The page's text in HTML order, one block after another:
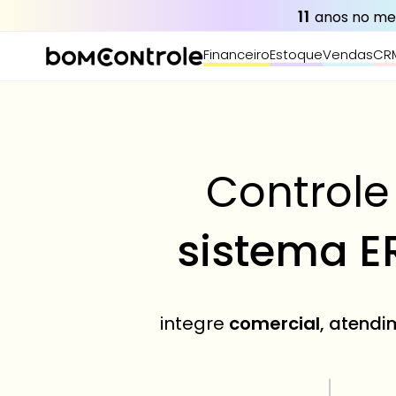
11 anos no
FinanceiroEstoqueVendas
sistema
integre comercial,